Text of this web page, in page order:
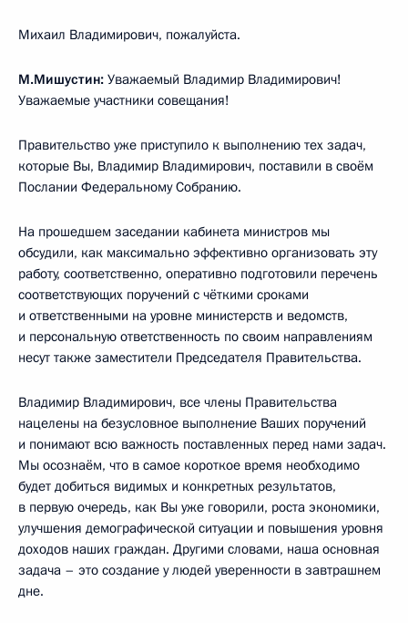
Михаил Владимирович, пожалуйста.
М.Мишустин: Уважаемый Владимир Владимирович!
Уважаемые участники совещания!
Правительство уже приступило к выполнению тех задач,
которые Вы, Владимир Владимирович, поставили в своём
Послании Федеральному Собранию.
На прошедшем заседании кабинета министров мы
обсудили, как максимально эффективно организовать эту
работу, соответственно, оперативно подготовили перечень
соответствующих поручений с чёткими сроками
и ответственными на уровне министерств и ведомств,
и персональную ответственность по своим направлениям
несут также заместители Председателя Правительства.
Владимир Владимирович, все члены Правительства
нацелены на безусловное выполнение Ваших поручений
и понимают всю важность поставленных перед нами задач.
Мы осознаём, что в самое короткое время необходимо
будет добиться видимых и конкретных результатов,
в первую очередь, как Вы уже говорили, роста экономики,
улучшения демографической ситуации и повышения уровня
доходов наших граждан. Другими словами, наша основная
задача – это создание у людей уверенности в завтрашнем
дне.